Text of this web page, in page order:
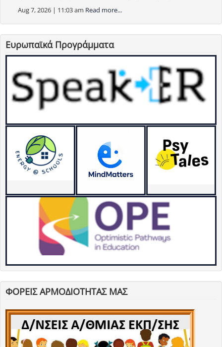
Aug 7, 2026 | 11:03 am Read more...
Ευρωπαϊκά Προγράμματα
ΦΟΡΕΙΣ ΑΡΜΟΔΙΟΤΗΤΑΣ ΜΑΣ